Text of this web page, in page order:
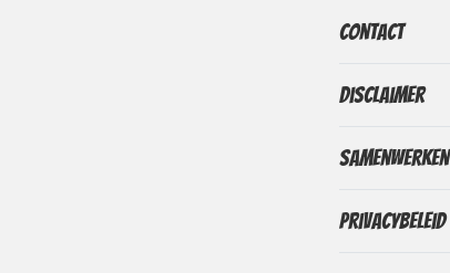
Contact
Disclaimer
Samenwerken
Privacybeleid